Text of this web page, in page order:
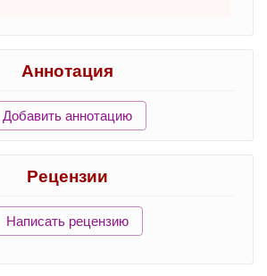
Аннотация
Добавить аннотацию
Рецензии
Написать рецензию